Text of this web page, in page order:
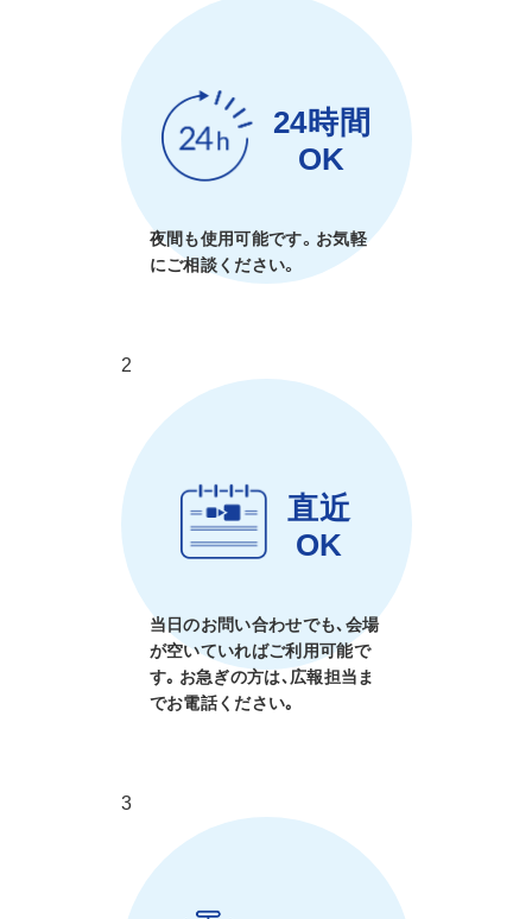
24時間
OK
夜間も使用可能です。お気軽
にご相談ください。
2
直近
OK
当日のお問い合わせでも､会場
が空いていればご利用可能で
す｡ お急ぎの方は､広報担当ま
でお電話ください｡
3